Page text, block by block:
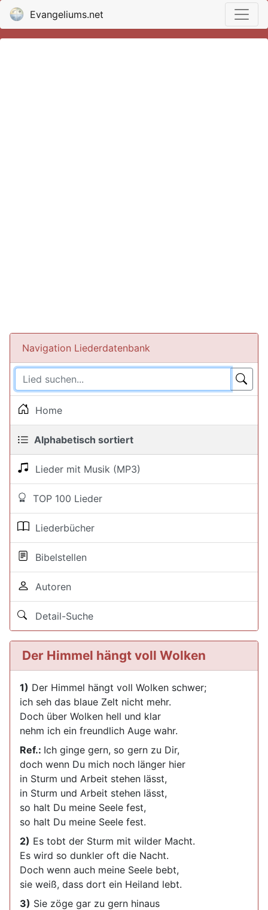
Evangeliums.net
Navigation Liederdatenbank
Home
Alphabetisch sortiert
Lieder mit Musik (MP3)
TOP 100 Lieder
Liederbücher
Bibelstellen
Autoren
Detail-Suche
Der Himmel hängt voll Wolken
1) Der Himmel hängt voll Wolken schwer;
ich seh das blaue Zelt nicht mehr.
Doch über Wolken hell und klar
nehm ich ein freundlich Auge wahr.
Ref.: Ich ginge gern, so gern zu Dir,
doch wenn Du mich noch länger hier
in Sturm und Arbeit stehen lässt,
in Sturm und Arbeit stehen lässt,
so halt Du meine Seele fest,
so halt Du meine Seele fest.
2) Es tobt der Sturm mit wilder Macht.
Es wird so dunkler oft die Nacht.
Doch wenn auch meine Seele bebt,
sie weiß, dass dort ein Heiland lebt.
3) Sie zöge gar zu gern hinaus